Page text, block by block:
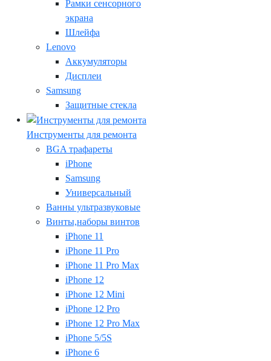
Рамки сенсорного
экрана
Шлейфа
Lenovo
Аккумуляторы
Дисплеи
Samsung
Защитные стекла
Инструменты для ремонта
BGA трафареты
iPhone
Samsung
Универсальный
Ванны ультразвуковые
Винты,наборы винтов
iPhone 11
iPhone 11 Pro
iPhone 11 Pro Max
iPhone 12
iPhone 12 Mini
iPhone 12 Pro
iPhone 12 Pro Max
iPhone 5/5S
iPhone 6